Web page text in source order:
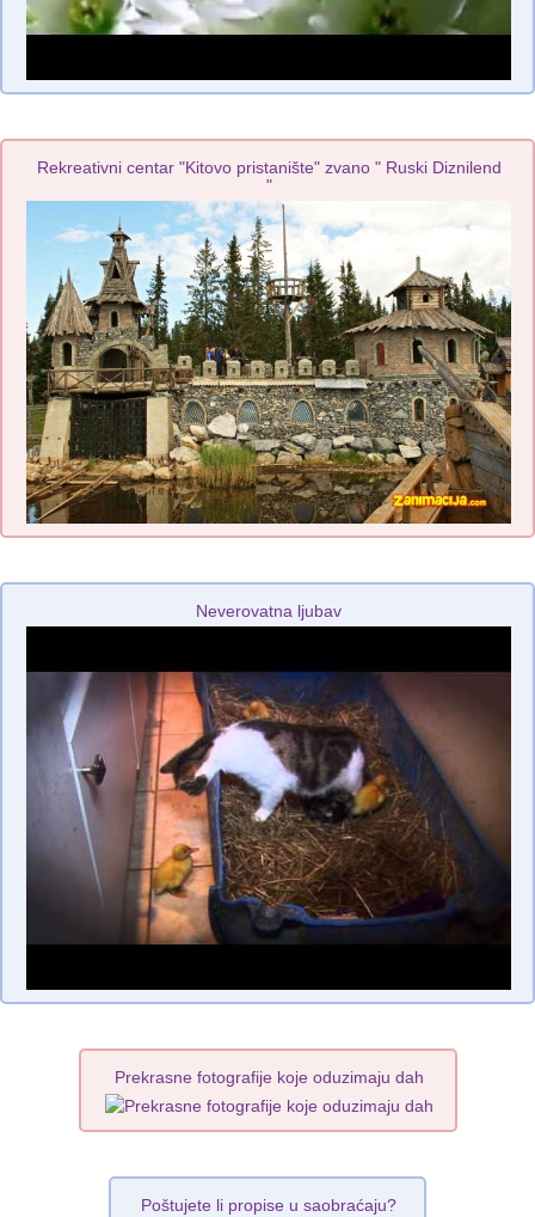
Rekreativni centar "Kitovo pristanište" zvano " Ruski Diznilend
"
Neverovatna ljubav
Prekrasne fotografije koje oduzimaju dah
Poštujete li propise u saobraćaju?